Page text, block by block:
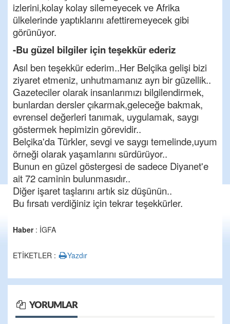
izlerini,kolay kolay silemeyecek ve Afrika
ülkelerinde yaptıklarını afettiremeyecek gibi
görünüyor.
-Bu güzel bilgiler için teşekkür ederiz
Asıl ben teşekkür ederim..Her Belçika gelişi bizi
ziyaret etmeniz, unhutmamanız ayrı bir güzellik..
Gazeteciler olarak insanlarımızı bilgilendirmek,
bunlardan dersler çıkarmak,geleceğe bakmak,
evrensel değerleri tanımak, uygulamak, saygı
göstermek hepimizin görevidir..
Belçika'da Türkler, sevgi ve saygı temelinde,uyum
örneği olarak yaşamlarını sürdürüyor..
Bunun en güzel göstergesi de sadece Diyanet'e
ait 72 caminin bulunmasıdır..
Diğer işaret taşlarını artık siz düşünün..
Bu fırsatı verdiğiniz için tekrar teşekkürler.
Haber: İGFA
ETİKETLER : Yazdır
YORUMLAR